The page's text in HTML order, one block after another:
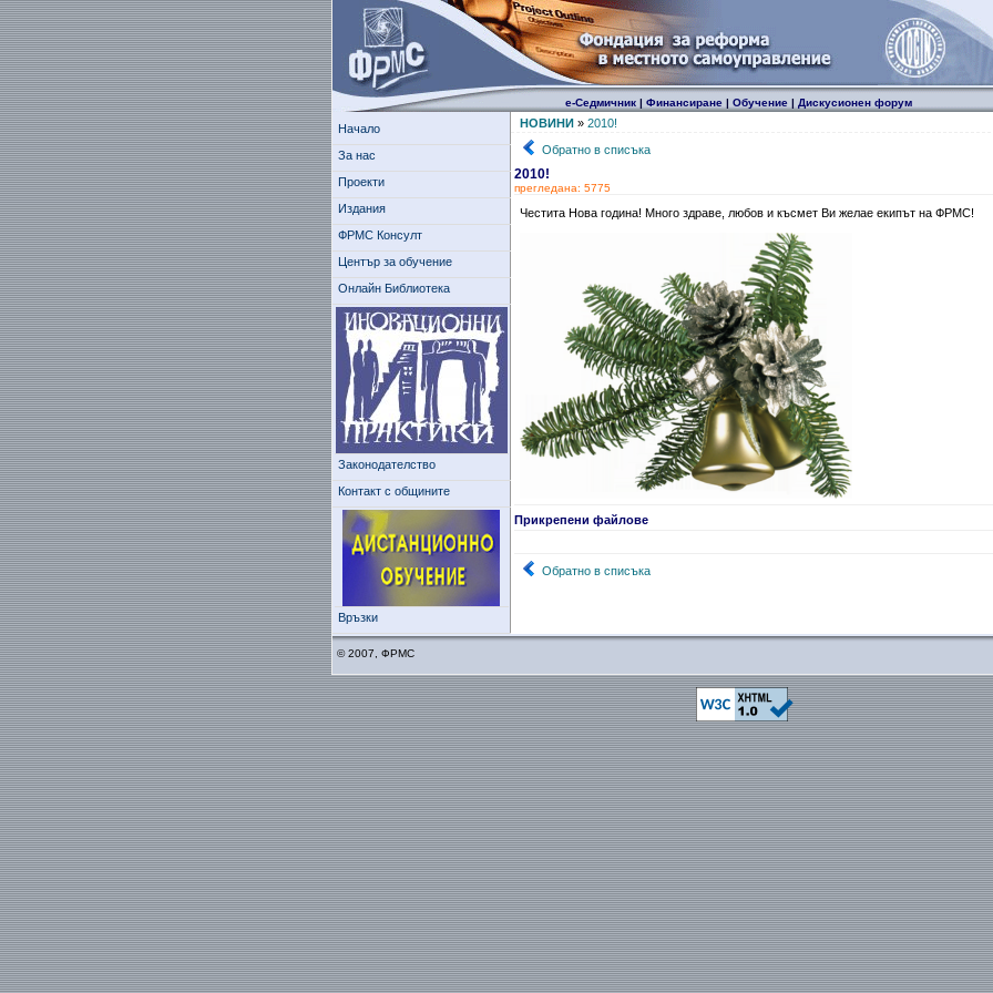
е-Седмичник| Финансиране| Обучение| Дискусионен форум
Начало
За нас
Проекти
Издания
ФРМС Консулт
Център за обучение
Онлайн Библиотека
Законодателство
Контакт с общините
Връзки
НОВИНИ» 2010!
Обратно в списъка
2010!
прегледана: 5775
Честита Нова година! Много здраве, любов и късмет Ви желае екипът на ФРМС!
Прикрепени файлове
Обратно в списъка
© 2007, ФРМС